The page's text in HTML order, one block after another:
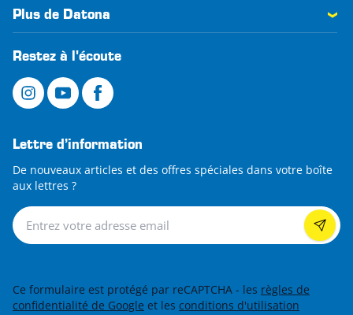
Plus de Datona
Restez à l'écoute
Lettre d’information
De nouveaux articles et des offres spéciales dans votre boîte
aux lettres ?
Lettre d’information
Ce formulaire est protégé par reCAPTCHA - les règles de
confidentialité de Google et les conditions d'utilisation